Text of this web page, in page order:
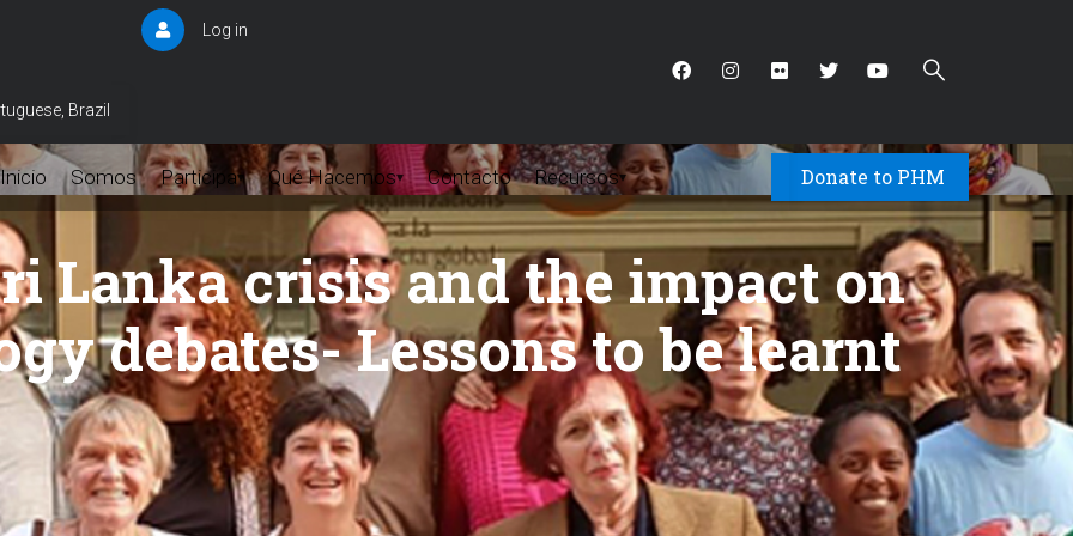
Brazil
User
Log in
Inicio Somos Participa▾ Qué Hacemos▾ Contacto Recursos▾ Donate to PHM
Lanka crisis and the impact on
debates- Lessons to be learnt